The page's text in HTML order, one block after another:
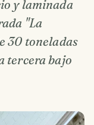
y laminada
"La
30 toneladas
tercera bajo